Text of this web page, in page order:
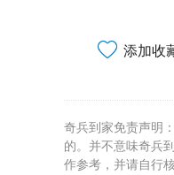
添加收
奇兵到家免责声明
的。并不意味奇兵
作参考，并请自行